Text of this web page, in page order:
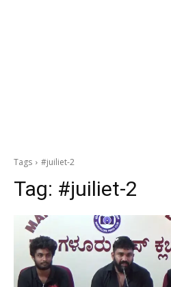
Tags #juiliet-2
Tag: #juiliet-2